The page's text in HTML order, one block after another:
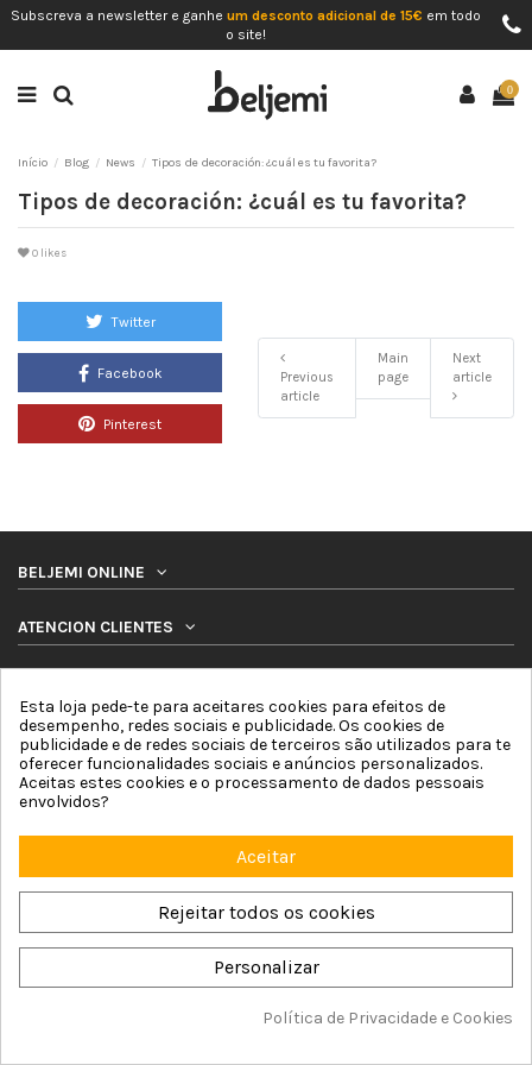
Subscreva a newsletter e ganhe um desconto adicional de 15€ em todo
o site!
0
Início Blog News Tipos de decoración: ¿cuál es tu favorita?
Tipos de decoración: ¿cuál es tu favorita?
0 likes
Twitter
Facebook
Pinterest
Previous
article
Main
page
Next
article
BELJEMI ONLINE
ATENCION CLIENTES
SIGA-NOS
BOLETIM DE NOTICIAS
Beljemi Online © 2026 by Online Network For4 Commerce, S.L. |
Esta loja pede-te para aceitares cookies para efeitos de
desempenho, redes sociais e publicidade. Os cookies de
publicidade e de redes sociais de terceiros são utilizados para te
oferecer funcionalidades sociais e anúncios personalizados.
Aceitas estes cookies e o processamento de dados pessoais
envolvidos?
Aceitar
Rejeitar todos os cookies
Personalizar
Política de Privacidade e Cookies